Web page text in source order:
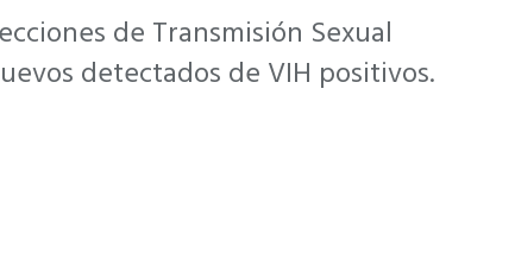
de Transmisión Sexual
detectados de VIH positivos.